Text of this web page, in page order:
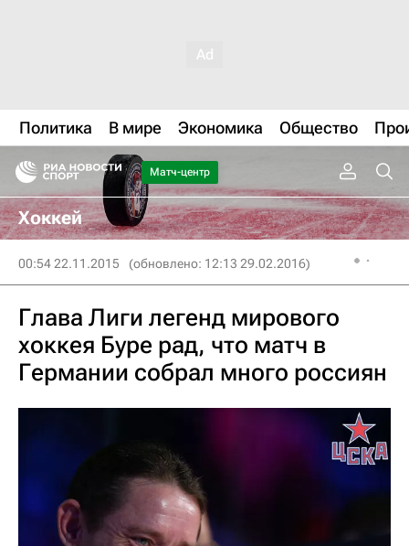
Политика В мире Экономика Общество
Матч-центр
Хоккей
00:54 22.11.2015 (обновлено: 12:13 29.02.2016)
Глава Лиги легенд мирового
хоккея Буре рад, что матч в
Германии собрал много россиян